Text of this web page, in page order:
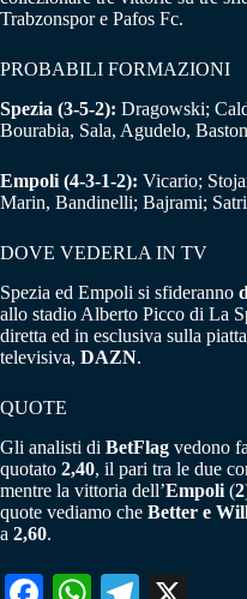
Trabzonspor e Pafos Fc.
PROBABILI FORMAZIONI
Spezia (3-5-2): Dragowski;
Bourabia, Sala, Agudelo,
Empoli (4-3-1-2): Vicario;
Marin, Bandinelli; Bajrami;
DOVE VEDERLA IN TV
Spezia ed Empoli si sfideranno
allo stadio Alberto Picco di La
diretta ed in esclusiva sulla
televisiva, DAZN.
QUOTE
Gli analisti di BetFlag vedono
quotato 2,40, il pari tra le due
mentre la vittoria dell’Empoli (2
quote vediamo che Better e
a 2,60.